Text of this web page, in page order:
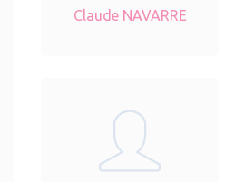
Claude NAVARRE